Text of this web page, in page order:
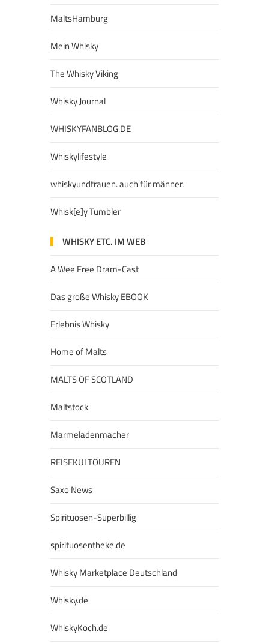
MaltsHamburg
Mein Whisky
The Whisky Viking
Whisky Journal
WHISKYFANBLOG.DE
Whiskylifestyle
whiskyundfrauen. auch für männer.
Whisk[e]y Tumbler
WHISKY ETC. IM WEB
A Wee Free Dram-Cast
Das große Whisky EBOOK
Erlebnis Whisky
Home of Malts
MALTS OF SCOTLAND
Maltstock
Marmeladenmacher
REISEKULTOUREN
Saxo News
Spirituosen-Superbillig
spirituosentheke.de
Whisky Marketplace Deutschland
Whisky.de
WhiskyKoch.de